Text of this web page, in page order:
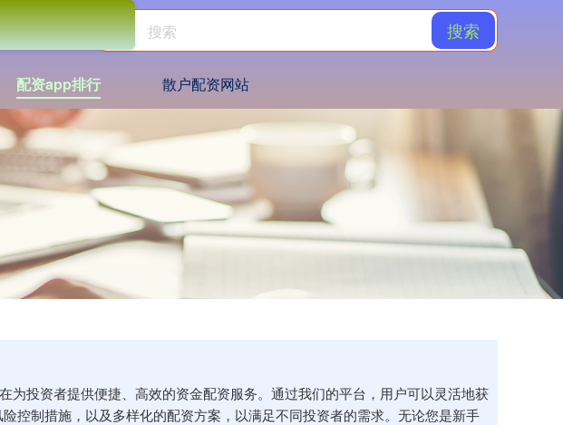
搜索
配资app排行 散户配资网站
投资者提供便捷、高效的资金配资服务。通过我们的平台，用户可以灵活地获
控制措施，以及多样化的配资方案，以满足不同投资者的需求。无论您是新手